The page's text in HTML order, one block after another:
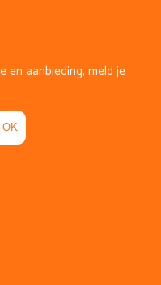
en aanbieding, meld je
OK